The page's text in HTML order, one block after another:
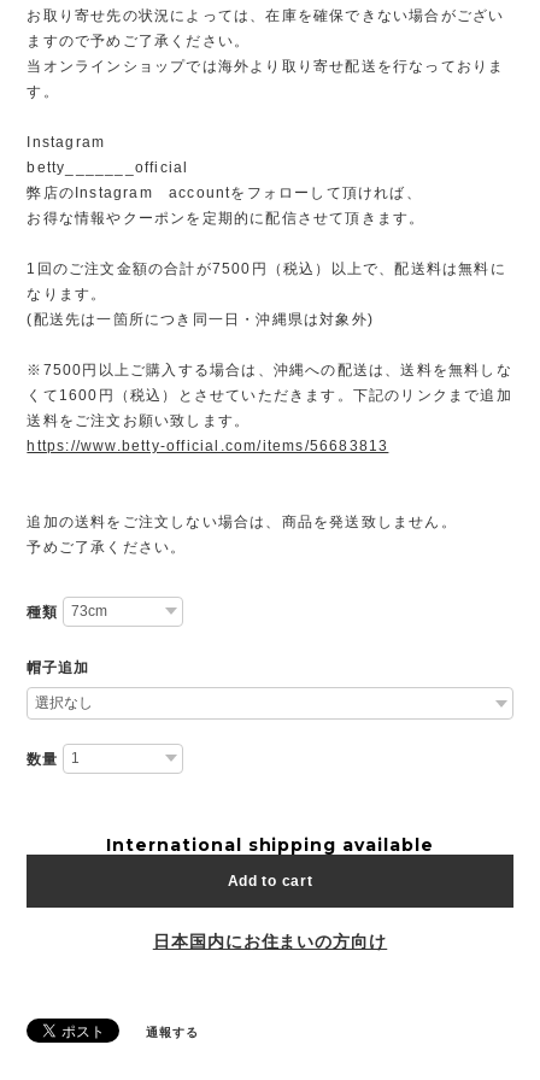
お取り寄せ先の状況によっては、在庫を確保できない場合がござい
ますので予めご了承ください。
当オンラインショップでは海外より取り寄せ配送を行なっておりま
す。
Instagram
betty_______official
弊店のInstagram accountをフォローして頂ければ、
お得な情報やクーポンを定期的に配信させて頂きます。
1回のご注文金額の合計が7500円（税込）以上で、配送料は無料に
なります。
(配送先は一箇所につき同一日・沖縄県は対象外)
※7500円以上ご購入する場合は、沖縄への配送は、送料を無料しな
くて1600円（税込）とさせていただきます。下記のリンクまで追加
送料をご注文お願い致します。
https://www.betty-official.com/items/56683813
追加の送料をご注文しない場合は、商品を発送致しません。
予めご了承ください。
種類
帽子追加
数量
International shipping available
Add to cart
日本国内にお住まいの方向け
通報する